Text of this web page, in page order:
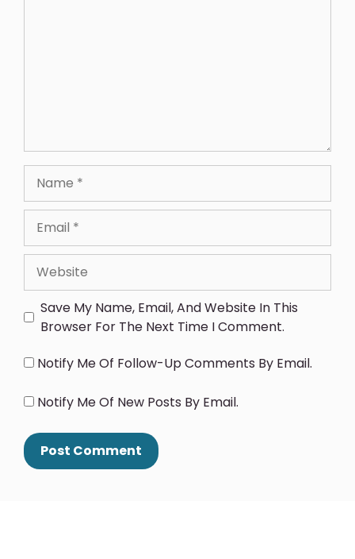
Save My Name, Email, And Website In This
Browser For The Next Time I Comment.
Notify Me Of Follow-Up Comments By Email.
Notify Me Of New Posts By Email.